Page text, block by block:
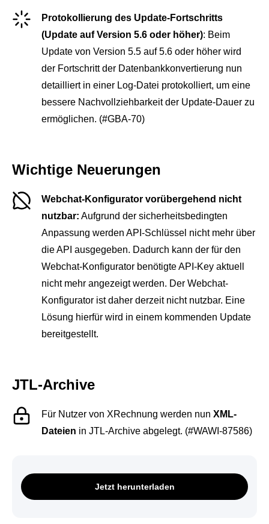
Protokollierung des Update-Fortschritts
(Update auf Version 5.6 oder höher): Beim
Update von Version 5.5 auf 5.6 oder höher wird
der Fortschritt der Datenbankkonvertierung nun
detailliert in einer Log-Datei protokolliert, um eine
bessere Nachvollziehbarkeit der Update-Dauer zu
ermöglichen. (#GBA-70)
Wichtige Neuerungen
Webchat-Konfigurator vorübergehend nicht
nutzbar: Aufgrund der sicherheitsbedingten
Anpassung werden API-Schlüssel nicht mehr über
die API ausgegeben. Dadurch kann der für den
Webchat-Konfigurator benötigte API-Key aktuell
nicht mehr angezeigt werden. Der Webchat-
Konfigurator ist daher derzeit nicht nutzbar. Eine
Lösung hierfür wird in einem kommenden Update
bereitgestellt.
JTL-Archive
Für Nutzer von XRechnung werden nun XML-
Dateien in JTL-Archive abgelegt. (#WAWI-87586)
Jetzt herunterladen